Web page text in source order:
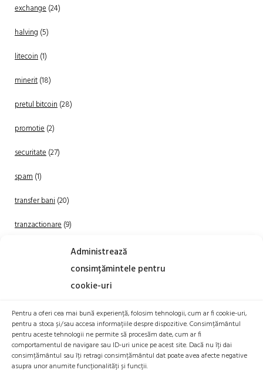
Administrează
consimțămintele pentru
cookie-uri
Pentru a oferi cea mai bună experiență, folosim tehnologii, cum ar fi cookie-uri,
pentru a stoca și/sau accesa informațiile despre dispozitive. Consimțământul
pentru aceste tehnologii ne permite să procesăm date, cum ar fi
comportamentul de navigare sau ID-uri unice pe acest site. Dacă nu îți dai
consimțământul sau îți retragi consimțământul dat poate avea afecte negative
asupra unor anumite funcționalități și funcții.
exchange(24)
halving (5)
litecoin(1)
minerit(18)
pretul bitcoin(28)
promotie(2)
securitate(27)
spam(1)
transfer bani(20)
tranzactionare(9)
(20)
TRANZACTIONEAZA